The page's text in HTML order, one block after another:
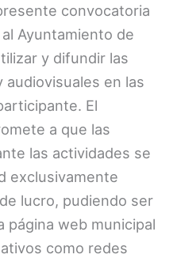
convocatoria
Ayuntamiento de
y difundir las
en las
El
a que las
las actividades se
exclusivamente
lucro, pudiendo ser
página web municipal
como redes